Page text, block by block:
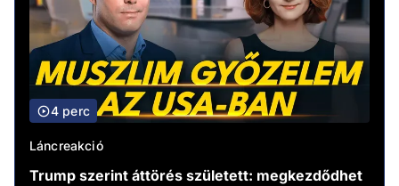
4 perc
Láncreakció
Trump szerint áttörés született: megkezdődhet